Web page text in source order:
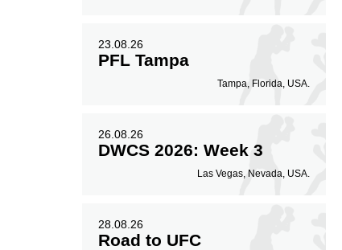
23.08.26
PFL Tampa
Tampa, Florida, USA.
26.08.26
DWCS 2026: Week 3
Las Vegas, Nevada, USA.
28.08.26
Road to UFC